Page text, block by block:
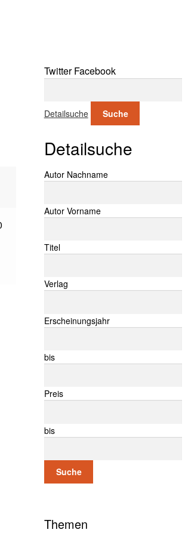
Twitter Facebook
Detailsuche Suche
Detailsuche
Suche nach:
Autor Nachname
Autor Vorname
Titel
Verlag
Erscheinungsjahr
bis
Preis
bis
Suche
Themen